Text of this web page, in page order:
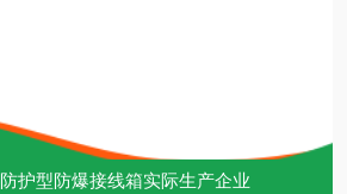
护型防爆接线箱实际生产企业